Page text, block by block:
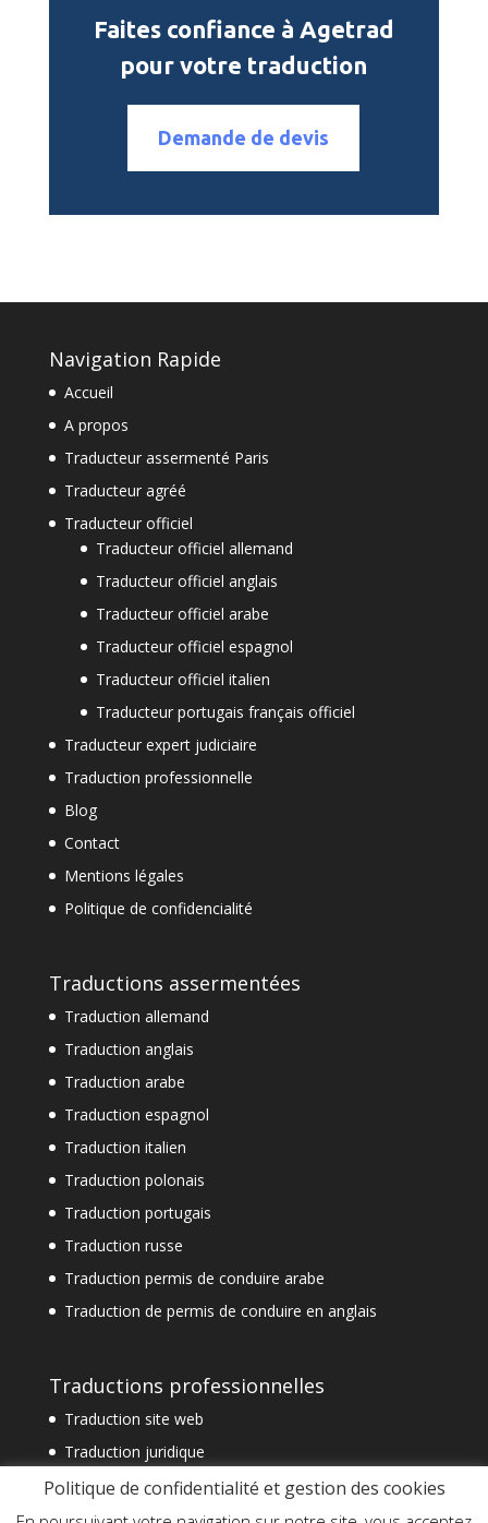
Faites confiance à Agetrad
pour votre traduction
Demande de devis
Navigation Rapide
Accueil
A propos
Traducteur assermenté Paris
Traducteur agréé
Traducteur officiel
Traducteur officiel allemand
Traducteur officiel anglais
Traducteur officiel arabe
Traducteur officiel espagnol
Traducteur officiel italien
Traducteur portugais français officiel
Traducteur expert judiciaire
Traduction professionnelle
Blog
Contact
Mentions légales
Politique de confidencialité
Traductions assermentées
Traduction allemand
Traduction anglais
Traduction arabe
Traduction espagnol
Traduction italien
Traduction polonais
Traduction portugais
Traduction russe
Traduction permis de conduire arabe
Traduction de permis de conduire en anglais
Traductions professionnelles
Traduction site web
Traduction juridique
Traduction technique
Traduction spécialisée
Politique de confidentialité et gestion des cookies